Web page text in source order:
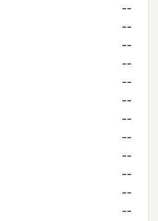
--
--
--
--
--
--
--
--
--
--
--
--